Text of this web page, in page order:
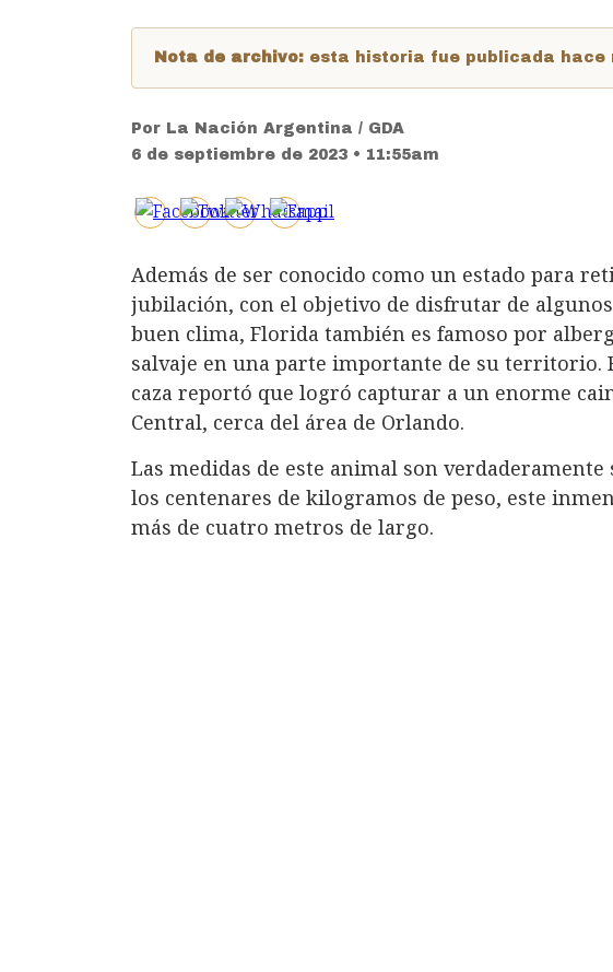
Nota de archivo: esta historia fue publicada hace
Por La Nación Argentina / GDA
6 de septiembre de 2023 • 11:55am
Además de ser conocido como un estado para
jubilación, con el objetivo de disfrutar de
buen clima, Florida también es famoso por
salvaje en una parte importante de su territorio.
caza reportó que logró capturar a un enorme
Central, cerca del área de Orlando.
Las medidas de este animal son verdaderamente
los centenares de kilogramos de peso, este
más de cuatro metros de largo.